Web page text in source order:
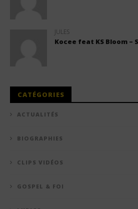
JULES
Kocee feat KS Bloom –
CATÉGORIES
ACTUALITÉS
BIOGRAPHIES
CLIPS VIDÉOS
GOSPEL & FOI